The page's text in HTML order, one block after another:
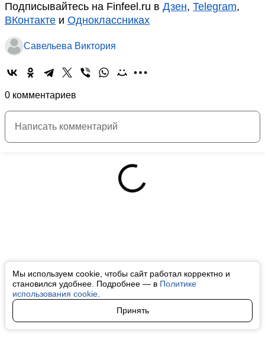
Мы используем cookie, чтобы сайт работал корректно и
становился удобнее. Подробнее — в Политике
использования cookie
Принять
Подписывайтесь на Finfeel.ru в Дзен, Telegram,
ВКонтакте и Одноклассниках
Савельева Виктория
0 комментариев